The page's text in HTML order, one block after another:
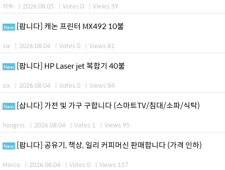
자두 | 2026.08.05 | Votes 0 | Views 59
New [팝니다] 캐논 프린터 MX492 10불
six | 2026.08.04 | Votes 0 | Views 81
New [팝니다] HP Laser jet 복합기 40불
six | 2026.08.04 | Votes 0 | Views 84
New [삽니다] 가전 및 가구 구합니다 (스마트TV/침대/소파/식탁)
hongrys | 2026.08.04 | Votes 1 | Views 95
New [팝니다] 공유기, 책상, 일리 커피머신 판매합니다 (가격 인하)
Marco | 2026.08.04 | Votes 0 | Views 157